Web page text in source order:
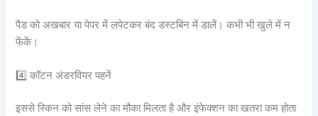
पैड को अखबार या पेपर में लपेटकर बंद डस्टबिन में डालें। कभी भी खुले में न
फेंकें।
4️⃣ कॉटन अंडरवियर पहनें
इससे स्किन को सांस लेने का मौका मिलता है और इंफेक्शन का खतरा कम होता